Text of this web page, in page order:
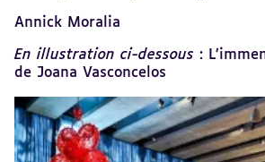
Annick Moralia
En illustration ci-dessous :
de Joana Vasconcelos
Revenir
au
sommaire